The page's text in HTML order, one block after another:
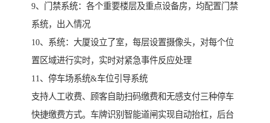
9、门禁系统：各个重要楼层及重点设备房，均配置门禁
系统，出入情况
10、系统：大厦设立了室，每层设置摄像头，对每个位
置区域进行实时，实时对紧急事件反应处理
11、停车场系统&车位引导系统
支持人工收费、顾客自助扫码缴费和无感支付三种停车
快捷缴费方式。车牌识别智能道闸实现自动抬杠，后台